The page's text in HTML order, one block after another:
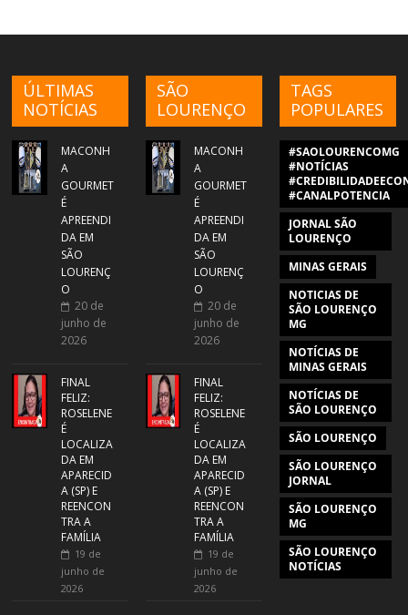
ÚLTIMAS
NOTÍCIAS
MACONH
A
GOURMET
É
APREENDI
DA EM
SÃO
LOURENÇ
O
20 de
junho de
2026
FINAL
FELIZ:
ROSELENE
É
LOCALIZA
DA EM
APARECID
A (SP) E
REENCON
TRA A
FAMÍLIA
19 de
junho de
2026
SÃO
LOURENÇO
MACONH
A
GOURMET
É
APREENDI
DA EM
SÃO
LOURENÇ
O
20 de
junho de
2026
FINAL
FELIZ:
ROSELENE
É
LOCALIZA
DA EM
APARECID
A (SP) E
REENCON
TRA A
FAMÍLIA
19 de
junho de
2026
TAGS
POPULARES
#SAOLOURENCOMG
#NOTÍCIAS
#CANALPOTENCIA
JORNAL SÃO
LOURENÇO
MINAS GERAIS
NOTICIAS DE
SÃO LOURENÇO
MG
NOTÍCIAS DE
MINAS GERAIS
NOTÍCIAS DE
SÃO LOURENÇO
SÃO LOURENÇO
SÃO LOURENÇO
JORNAL
SÃO LOURENÇO
MG
SÃO LOURENÇO
NOTÍCIAS